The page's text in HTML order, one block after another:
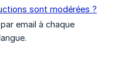
sont modérées ?
email à chaque
.